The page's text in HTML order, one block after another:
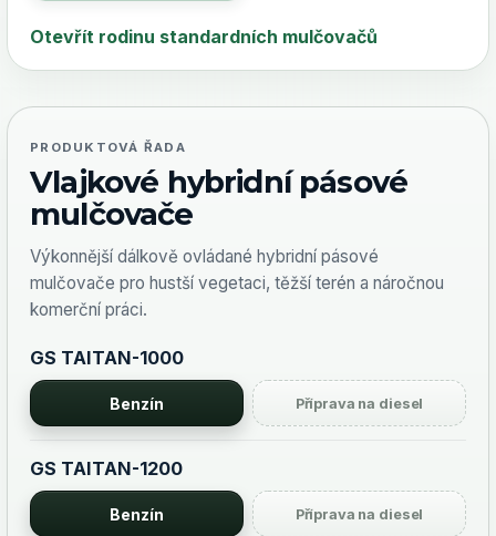
Otevřít rodinu standardních mulčovačů
PRODUKTOVÁ ŘADA
Vlajkové hybridní pásové
mulčovače
Výkonnější dálkově ovládané hybridní pásové
mulčovače pro hustší vegetaci, těžší terén a náročnou
komerční práci.
GS TAITAN-1000
Benzín Příprava na diesel
GS TAITAN-1200
Benzín Příprava na diesel